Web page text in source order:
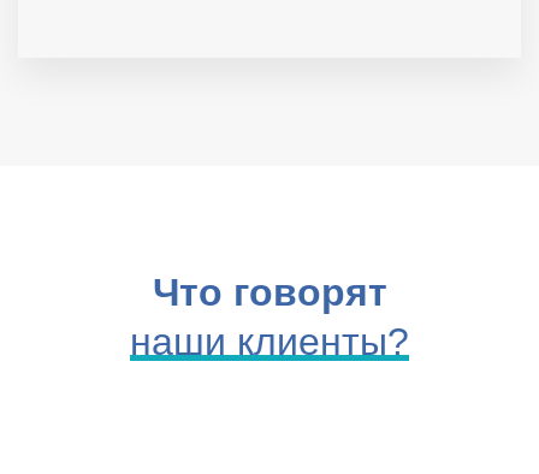
Что говорят
наши клиенты?